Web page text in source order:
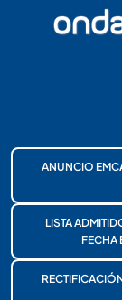
ANUNCIO
LISTA